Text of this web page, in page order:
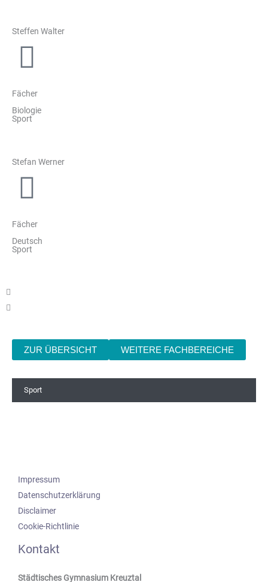
Steffen Walter
Fächer
Biologie
Sport
Stefan Werner
Fächer
Deutsch
Sport
ZUR ÜBERSICHT WEITERE FACHBEREICHE
Sport
Impressum
Datenschutzerklärung
Disclaimer
Cookie-Richtlinie
Kontakt
Städtisches Gymnasium Kreuztal